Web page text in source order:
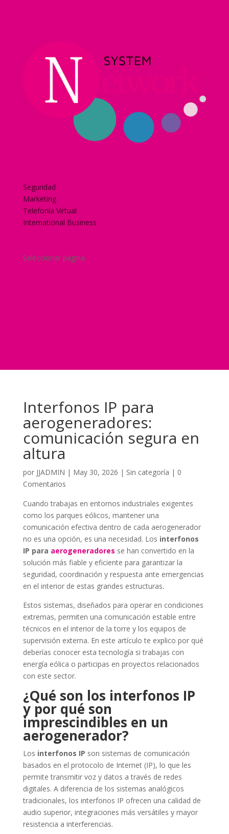
Seguridad
Marketing
Telefonía Virtual
International Business
Seleccionar página
Interfonos IP para
aerogeneradores:
comunicación segura en
altura
por JJADMIN | May 30, 2026 | Sin categoría | 0
Comentarios
Cuando trabajas en entornos industriales exigentes
como los parques eólicos, mantener una
comunicación efectiva dentro de cada aerogenerador
no es una opción, es una necesidad. Los interfonos
IP para aerogeneradores se han convertido en la
solución más fiable y eficiente para garantizar la
seguridad, coordinación y respuesta ante emergencias
en el interior de estas grandes estructuras.
Estos sistemas, diseñados para operar en condiciones
extremas, permiten una comunicación estable entre
técnicos en el interior de la torre y los equipos de
supervisión externa. En este artículo te explico por qué
deberías conocer esta tecnología si trabajas con
energía eólica o participas en proyectos relacionados
con este sector.
¿Qué son los interfonos IP
y por qué son
imprescindibles en un
aerogenerador?
Los interfonos IP son sistemas de comunicación
basados en el protocolo de Internet (IP), lo que les
permite transmitir voz y datos a través de redes
digitales. A diferencia de los sistemas analógicos
tradicionales, los interfonos IP ofrecen una calidad de
audio superior, integraciones más versátiles y mayor
resistencia a interferencias.